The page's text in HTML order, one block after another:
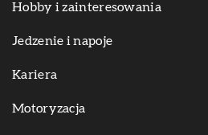
Hobby i zainteresowania
Jedzenie i napoje
Kariera
Motoryzacja